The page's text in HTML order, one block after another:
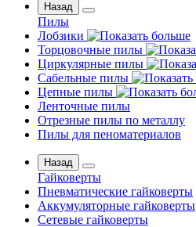
Назад
Пилы
Лобзики
Торцовочные пилы
Циркулярные пилы
Сабельные пилы
Цепные пилы
Ленточные пилы
Отрезные пилы по металлу
Пилы для пеноматериалов
Назад
Гайковерты
Пневматические гайковерты
Аккумуляторные гайковерты
Сетевые гайковерты